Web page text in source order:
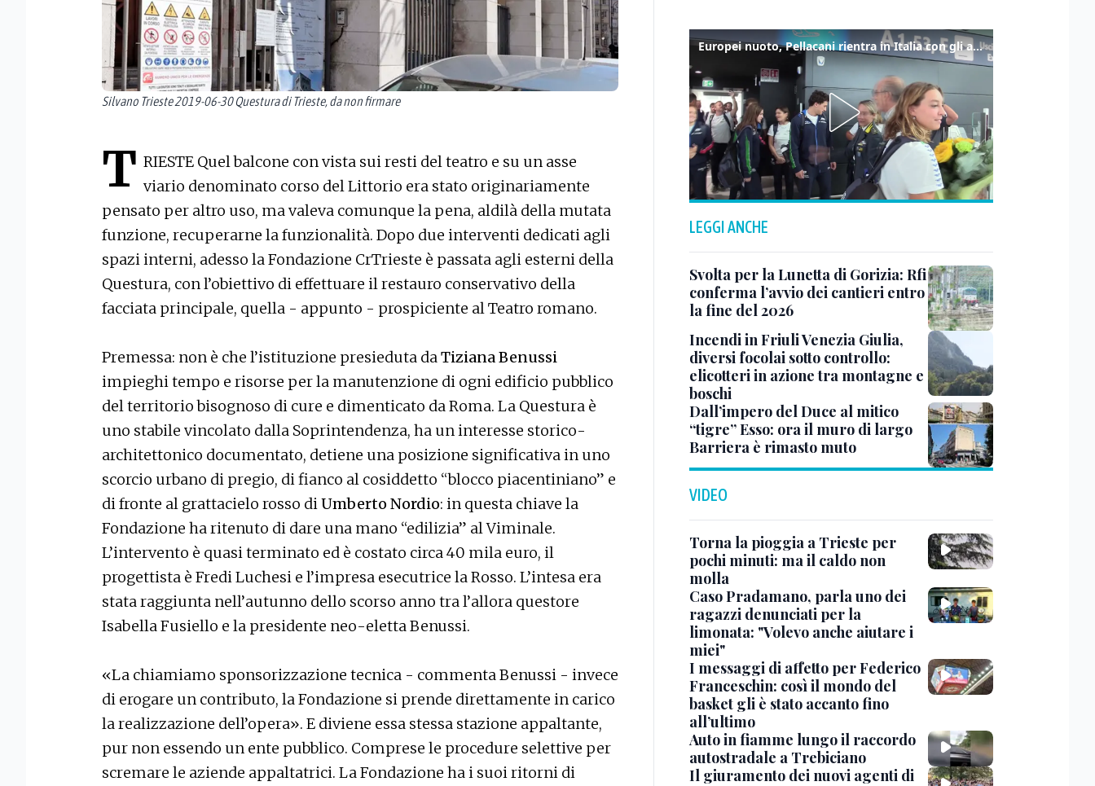
Silvano Trieste 2019-06-30 Questura di Trieste, da non firmare
T RIESTE Quel balcone con vista sui resti del teatro e su un asse
viario denominato corso del Littorio era stato originariamente
pensato per altro uso, ma valeva comunque la pena, aldilà della mutata
funzione, recuperarne la funzionalità. Dopo due interventi dedicati agli
spazi interni, adesso la Fondazione CrTrieste è passata agli esterni della
Questura, con l’obiettivo di effettuare il restauro conservativo della
facciata principale, quella - appunto - prospiciente al Teatro romano.
Premessa: non è che l’istituzione presieduta daTiziana Benussi
impieghi tempo e risorse per la manutenzione di ogni edificio pubblico
del territorio bisognoso di cure e dimenticato da Roma. La Questura è
uno stabile vincolato dalla Soprintendenza, ha un interesse storico-
architettonico documentato, detiene una posizione significativa in uno
scorcio urbano di pregio, di fianco al cosiddetto “blocco piacentiniano” e
di fronte al grattacielo rosso diUmberto Nordio: in questa chiave la
Fondazione ha ritenuto di dare una mano “edilizia” al Viminale.
L’intervento è quasi terminato ed è costato circa 40 mila euro, il
progettista è Fredi Luchesi e l’impresa esecutrice la Rosso. L’intesa era
stata raggiunta nell’autunno dello scorso anno tra l’allora questore
Isabella Fusiello e la presidente neo-eletta Benussi.
«La chiamiamo sponsorizzazione tecnica - commenta Benussi - invece
di erogare un contributo, la Fondazione si prende direttamente in carico
la realizzazione dell’opera». E diviene essa stessa stazione appaltante,
pur non essendo un ente pubblico. Comprese le procedure selettive per
scremare le aziende appaltatrici. La Fondazione ha i suoi ritorni di
Europei nuoto, Pellacani rientra in Italia con gli azzurri dei tuffi
LEGGI ANCHE
Svolta per la Lunetta di Gorizia: Rfi
conferma l’avvio dei cantieri entro
la fine del 2026
Incendi in Friuli Venezia Giulia,
diversi focolai sotto controllo:
elicotteri in azione tra montagne e
boschi
Dall’impero del Duce al mitico
“tigre” Esso: ora il muro di largo
Barriera è rimasto muto
VIDEO
Torna la pioggia a Trieste per
pochi minuti: ma il caldo non
molla
Caso Pradamano, parla uno dei
ragazzi denunciati per la
limonata: "Volevo anche aiutare i
miei"
I messaggi di affetto per Federico
Franceschin: così il mondo del
basket gli è stato accanto fino
all’ultimo
Auto in fiamme lungo il raccordo
autostradale a Trebiciano
Il giuramento dei nuovi agenti di